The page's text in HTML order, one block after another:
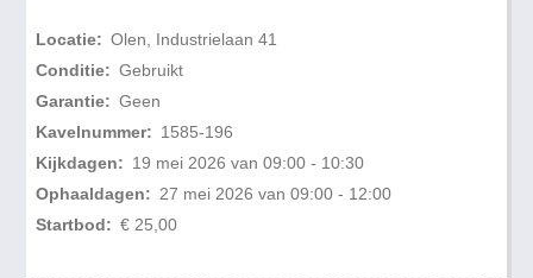
Locatie: Olen, Industrielaan 41
Conditie: Gebruikt
Garantie: Geen
Kavelnummer: 1585-196
Kijkdagen: 19 mei 2026 van 09:00 - 10:30
Ophaaldagen: 27 mei 2026 van 09:00 - 12:00
Startbod: € 25,00